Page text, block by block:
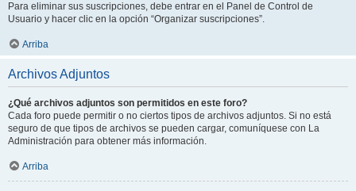
Para eliminar sus suscripciones, debe entrar en el Panel de Control de
Usuario y hacer clic en la opción “Organizar suscripciones”.
Arriba
Archivos Adjuntos
¿Qué archivos adjuntos son permitidos en este foro?
Cada foro puede permitir o no ciertos tipos de archivos adjuntos. Si no está
seguro de que tipos de archivos se pueden cargar, comuníquese con La
Administración para obtener más información.
Arriba